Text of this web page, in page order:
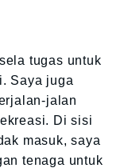
tugas untuk
Saya juga
jalan
Di sisi
masuk, saya
tenaga untuk